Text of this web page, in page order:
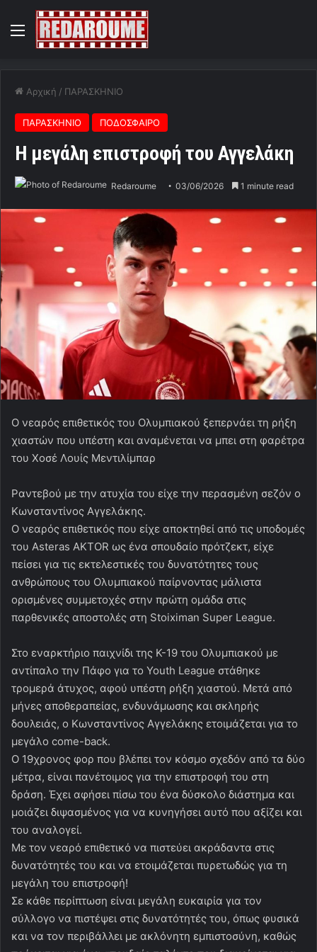
Menu
Αρχική / ΠΑΡΑΣΚΗΝΙΟ
ΠΑΡΑΣΚΗΝΙΟ ΠΟΔΟΣΦΑΙΡΟ
Η μεγάλη επιστροφή του Αγγελάκη
Redaroume 03/06/2026 1 minute read
Ο νεαρός επιθετικός του Ολυμπιακού ξεπερνάει τη ρήξη
χιαστών που υπέστη και αναμένεται να μπει στη φαρέτρα
του Χοσέ Λουίς Μεντιλίμπαρ
Ραντεβού με την ατυχία του είχε την περασμένη σεζόν ο
Κωνσταντίνος Αγγελάκης.
Ο νεαρός επιθετικός που είχε αποκτηθεί από τις υποδομές
του Asteras AKTOR ως ένα σπουδαίο πρότζεκτ, είχε
πείσει για τις εκτελεστικές του δυνατότητες τους
ανθρώπους του Ολυμπιακού παίρνοντας μάλιστα
ορισμένες συμμετοχές στην πρώτη ομάδα στις
παρθενικές αποστολές στη Stoiximan Super League.
Στο εναρκτήριο παιχνίδι της Κ-19 του Ολυμπιακού με
αντίπαλο την Πάφο για το Youth League στάθηκε
τρομερά άτυχος, αφού υπέστη ρήξη χιαστού. Μετά από
μήνες αποθεραπείας, ενδυνάμωσης και σκληρής
δουλειάς, ο Κωνσταντίνος Αγγελάκης ετοιμάζεται για το
μεγάλο come-back.
Ο 19χρονος φορ που βλέπει τον κόσμο σχεδόν από τα δύο
μέτρα, είναι πανέτοιμος για την επιστροφή του στη
δράση. Έχει αφήσει πίσω του ένα δύσκολο διάστημα και
μοιάζει διψασμένος για να κυνηγήσει αυτό που αξίζει και
του αναλογεί.
Με τον νεαρό επιθετικό να πιστεύει ακράδαντα στις
δυνατότητές του και να ετοιμάζεται πυρετωδώς για τη
μεγάλη του επιστροφή!
Σε κάθε περίπτωση είναι μεγάλη ευκαιρία για τον
σύλλογο να πιστέψει στις δυνατότητές του, όπως φυσικά
και να τον περιβάλλει με ακλόνητη εμπιστοσύνη, καθώς